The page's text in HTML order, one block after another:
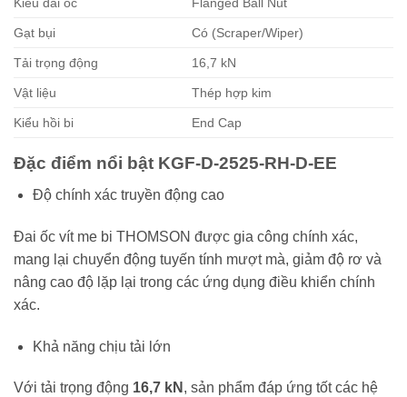
Kiểu đai ốc Flanged Ball Nut
Gạt bụi Có (Scraper/Wiper)
Tải trọng động 16,7 kN
Vật liệu Thép hợp kim
Kiểu hồi bi End Cap
Đặc điểm nổi bật KGF-D-2525-RH-D-EE
Độ chính xác truyền động cao
Đai ốc vít me bi THOMSON được gia công chính xác,
mang lại chuyển động tuyến tính mượt mà, giảm độ rơ và
nâng cao độ lặp lại trong các ứng dụng điều khiển chính
xác.
Khả năng chịu tải lớn
Với tải trọng động 16,7 kN , sản phẩm đáp ứng tốt các hệ